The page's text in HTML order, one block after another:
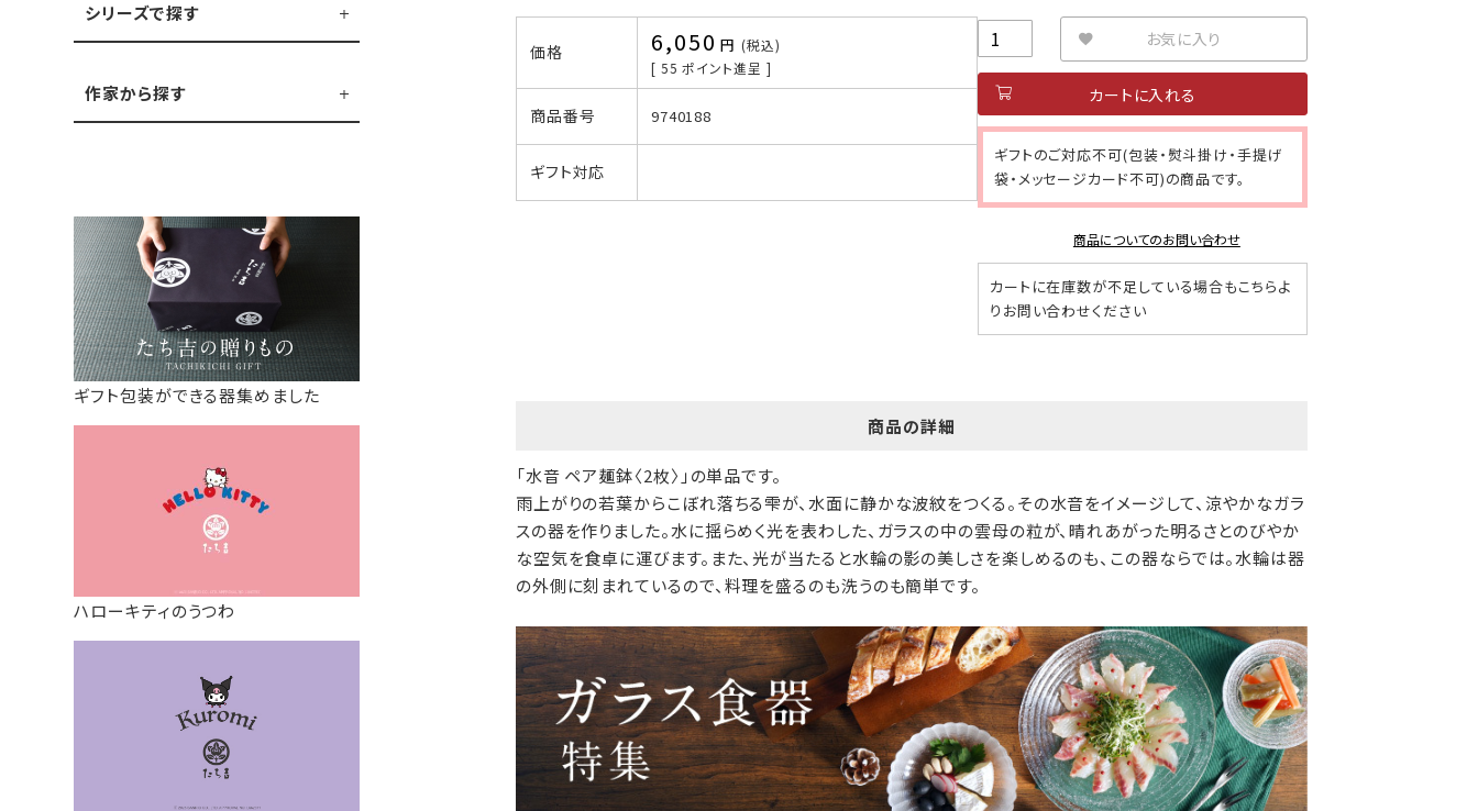
シリーズで探す
作家から探す
ギフト包装ができる器集めました
ハローキティのうつわ
価格 6,050
税込
[ 55 ポイント進呈 ]
商品番号 9740188
ギフト対応
お気に入り
カートに入れる
ギフトのご対応不可(包装・熨斗掛け・手提げ
袋・メッセージカード不可)の商品です。
商品についてのお問い合わせ
カートに在庫数が不足している場合もこちらよ
りお問い合わせください
商品の詳細
「水音 ペア麺鉢〈2枚〉」の単品です。
雨上がりの若葉からこぼれ落ちる雫が、水面に静かな波紋をつくる。その水音をイメージして、涼やかなガラ
スの器を作りました。水に揺らめく光を表わした、ガラスの中の雲母の粒が、晴れあがった明るさとのびやか
な空気を食卓に運びます。また、光が当たると水輪の影の美しさを楽しめるのも、この器ならでは。水輪は器
の外側に刻まれているので、料理を盛るのも洗うのも簡単です。